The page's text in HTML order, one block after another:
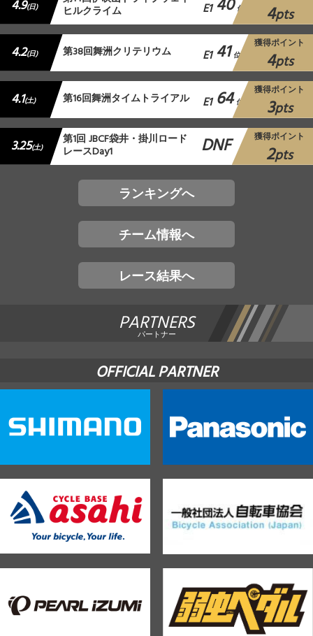
4.9(日) ヒルクライム E1 40 位 4pts
4.2(日) 第38回舞洲クリテリウム E1 41 位
獲得ポイント
4pts
4.1(土) 第16回舞洲タイムトライアル E1 64 位
獲得ポイント
3pts
3.25(土) 第1回 JBCF袋井・掛川ロード
レースDay1 DNF 獲得ポイント
2pts
ランキングへ
チーム情報へ
レース結果へ
PARTNERS
パートナー
OFFICIAL PARTNER